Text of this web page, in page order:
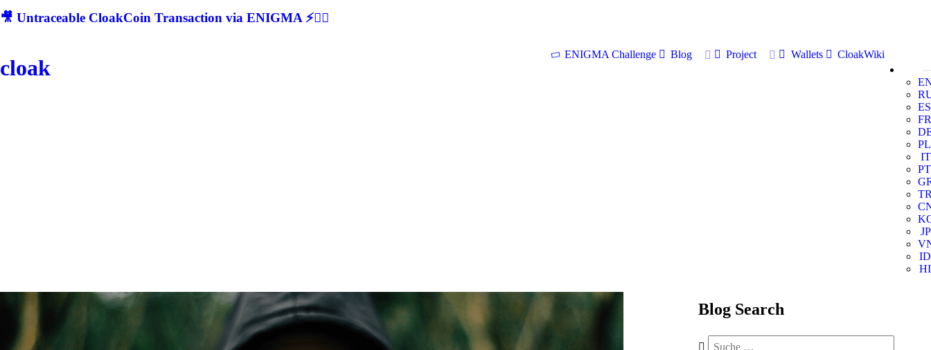
🎥 Untraceable CloakCoin Transaction via ENIGMA ⚡🕵‍♂
cloak
ENIGMA Challenge Blog Project Wallets
CloakWiki
ES
FR
PL
IT
PT
JP
ID
HI
Blog Search